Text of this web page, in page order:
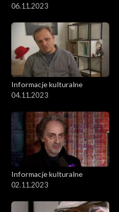
06.11.2023
Informacje kulturalne
04.11.2023
Informacje kulturalne
02.11.2023